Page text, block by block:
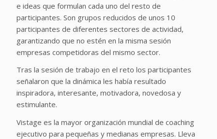
e ideas que formulan cada uno del resto de
participantes. Son grupos reducidos de unos 10
participantes de diferentes sectores de actividad,
garantizando que no estén en la misma sesión
empresas competidoras del mismo sector.
Tras la sesión de trabajo en el reto los participantes
señalaron que la dinámica les había resultado
inspiradora, interesante, motivadora, novedosa y
estimulante.
Vistage es la mayor organización mundial de coaching
ejecutivo para pequeñas y medianas empresas. Lleva